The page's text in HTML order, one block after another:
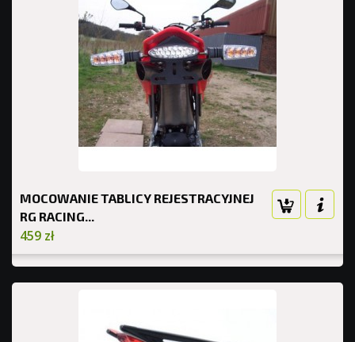
MOCOWANIE TABLICY REJESTRACYJNEJ
RG RACING...
459 zł